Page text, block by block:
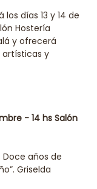
los días 13 y 14 de
Hostería
y ofrecerá
artísticas y
- 14 hs Salón
Doce años de
Griselda